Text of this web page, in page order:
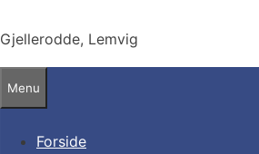
Gjellerodde, Lemvig
Menu
Forside